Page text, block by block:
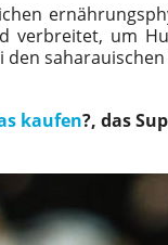
verbreitet, um
kaufen?, das